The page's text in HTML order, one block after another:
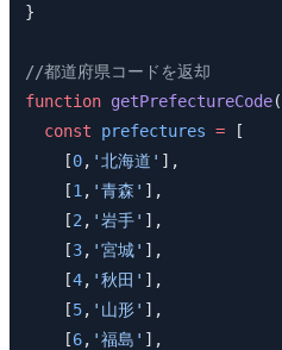
}
//都道府県コードを返却
function getPrefectureCode(
  const
prefectures = [
    [
0, '北海道' ],
    [
1 , '青森' ],
    [
2 , '岩手' ],
    [
3, '宮城' ],
    [
4, '秋田' ],
    [
5, '山形' ],
    [
6, '福島' ],